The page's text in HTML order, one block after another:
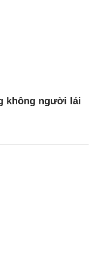
không người lái